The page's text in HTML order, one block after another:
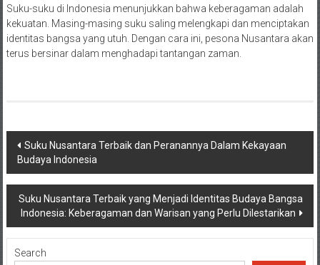
Suku-suku di Indonesia menunjukkan bahwa keberagaman adalah
kekuatan. Masing-masing suku saling melengkapi dan menciptakan
identitas bangsa yang utuh. Dengan cara ini, pesona Nusantara akan
terus bersinar dalam menghadapi tantangan zaman.
Post
navigation
Suku Nusantara Terbaik dan Peranannya Dalam Kekayaan
Budaya Indonesia
Suku Nusantara Terbaik yang Menjadi Identitas Budaya Bangsa
Indonesia: Keberagaman dan Warisan yang Perlu Dilestarikan
Search